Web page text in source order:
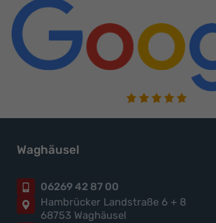
Waghäusel
06269 42 87 00
Hambrücker Landstraße 6 + 8
68753 Waghäusel